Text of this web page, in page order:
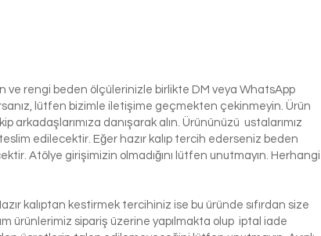
ve rengi beden ölçülerinizle birlikte DM veya WhatsApp
lütfen bizimle iletişime geçmekten çekinmeyin. Ürün
danışarak alın. Ürününüzü ustalarımız
edilecektir. Eğer hazır kalıp tercih ederseniz beden
Atölye girişimizin olmadığını lütfen unutmayın. Herhangi
kalıptan kestirmek tercihiniz ise bu üründe sıfırdan size
ürünlerimiz sipariş üzerine yapılmakta olup iptal iade